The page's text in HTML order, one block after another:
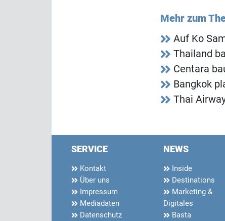
Mehr zum
Auf Ko
Thailand
Centara
Bangkok
Thai
SERVICE
Kontakt
Über uns
Impressum
Mediadaten
Datenschutz
NEWS
Inside
Destinations
Marketing &
Digitales
Basta